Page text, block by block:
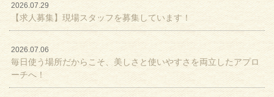
2026.07.29
【求人募集】現場スタッフを募集しています！
2026.07.06
毎日使う場所だからこそ、美しさと使いやすさを両立したアプロ
ーチへ！